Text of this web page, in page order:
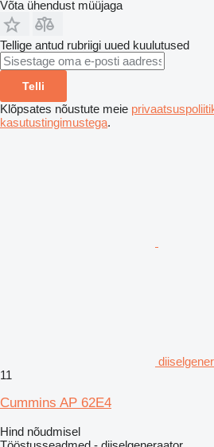
Võta ühendust müüjaga
Tellige antud rubriigi uued kuulutused
Telli
Klõpsates nõustute meie
kasutustingimustega.
11
Cummins AP 62E4
Hind nõudmisel